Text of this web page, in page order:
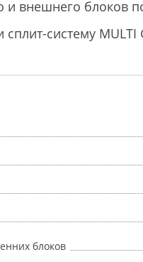
внешнего блоков
систему
блоков